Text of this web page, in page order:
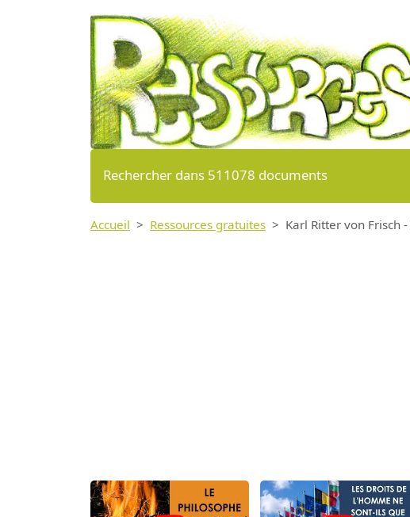
Rechercher dans 511078 documents
Accueil Ressources gratuites Karl Ritter von Frisch